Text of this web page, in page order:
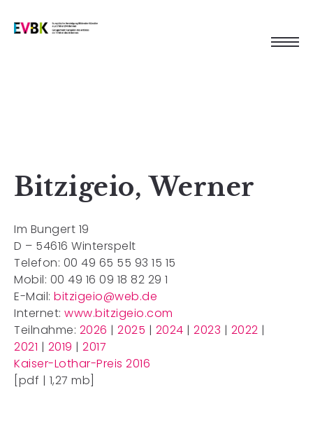
Bitzigeio, Werner
Im Bungert 19
D – 54616 Winterspelt
Telefon: 00 49 65 55 93 15 15
Mobil: 00 49 16 09 18 82 29 1
E-Mail: bitzigeio@web.de
Internet: www.bitzigeio.com
Teilnahme: 2026 | 2025 | 2024 | 2023 | 2022 |
2021 | 2019 | 2017
Kaiser-Lothar-Preis 2016
[pdf | 1,27 mb]